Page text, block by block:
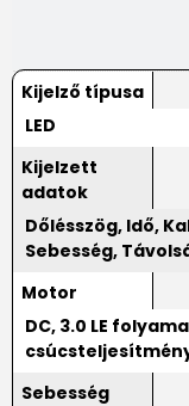
Kijelző típusa
LED
Kijelzett
adatok
Dőlésszög, Idő,
Sebesség,
Motor
DC, 3.0 LE
Sebesség